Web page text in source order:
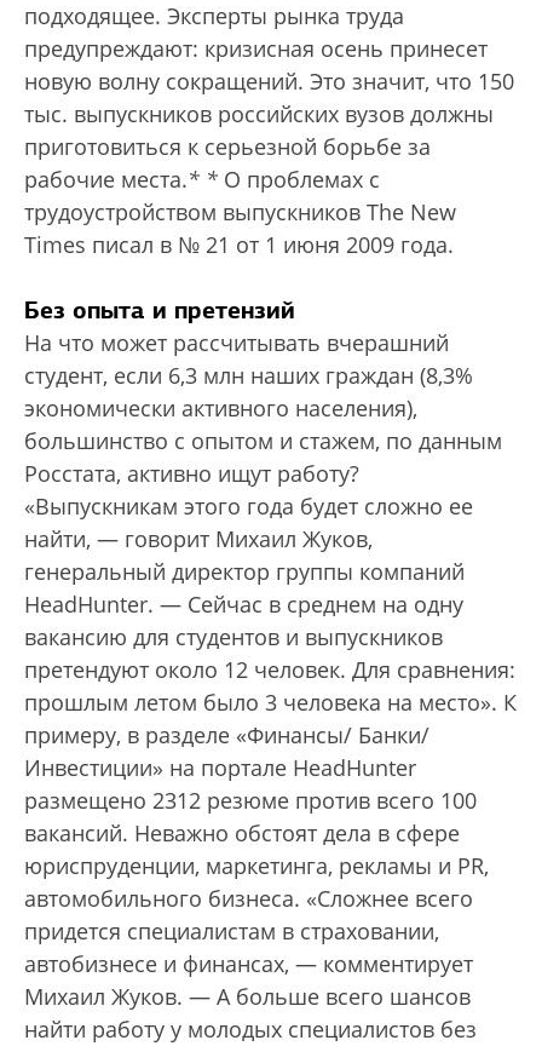
подходящее. Эксперты рынка труда
предупреждают: кризисная осень принесет
новую волну сокращений. Это значит, что 150
тыс. выпускников российских вузов должны
приготовиться к серьезной борьбе за
рабочие места.* * О проблемах с
трудоустройством выпускников The New
Times писал в № 21 от 1 июня 2009 года.
Без опыта и претензий
На что может рассчитывать вчерашний
студент, если 6,3 млн наших граждан (8,3%
экономически активного населения),
большинство с опытом и стажем, по данным
Росстата, активно ищут работу?
«Выпускникам этого года будет сложно ее
найти, — говорит Михаил Жуков,
генеральный директор группы компаний
HeadHunter. — Сейчас в среднем на одну
вакансию для студентов и выпускников
претендуют около 12 человек. Для сравнения:
прошлым летом было 3 человека на место». К
примеру, в разделе «Финансы/ Банки/
Инвестиции» на портале HeadHunter
размещено 2312 резюме против всего 100
вакансий. Неважно обстоят дела в сфере
юриспруденции, маркетинга, рекламы и PR,
автомобильного бизнеса. «Сложнее всего
придется специалистам в страховании,
автобизнесе и финансах, — комментирует
Михаил Жуков. — А больше всего шансов
найти работу у молодых специалистов без